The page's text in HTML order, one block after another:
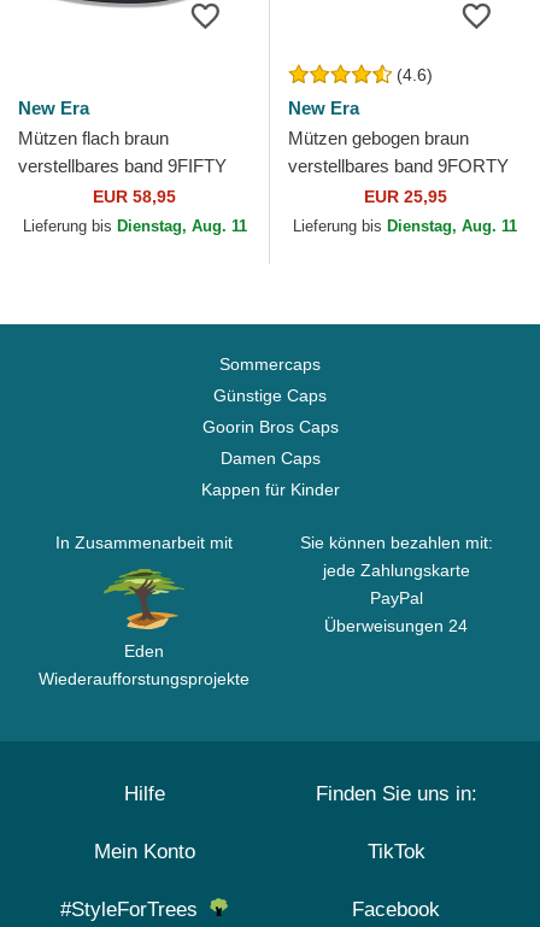
New Era
Mützen flach braun
verstellbares band 9FIFTY
Retro Crown Wool Pinstripe
der Detroit Tigers MLB...
EUR 58,95
Lieferung bis Dienstag, Aug. 11
(4.6)
New Era
Mützen gebogen braun
verstellbares band 9FORTY
League Essential der New
York Yankees MLB von New
EUR 25,95
Lieferung bis Dienstag, Aug. 11
Sommercaps
Günstige Caps
Goorin Bros Caps
Damen Caps
Kappen für Kinder
In Zusammenarbeit mit
Eden
Wiederaufforstungsprojekte
Sie können bezahlen mit:
jede Zahlungskarte
PayPal
Überweisungen 24
Hilfe
Mein Konto
#StyleForTrees
Finden Sie uns in:
TikTok
Facebook